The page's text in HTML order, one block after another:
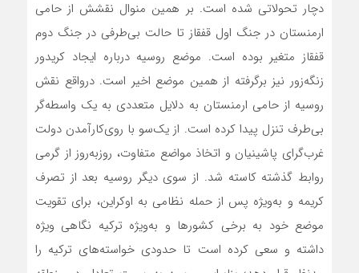
دچار تحولاتی شده است. بر همین منوال نقشش از حامی
ارمنستان در جنگ اول قفقاز تا حالت بی‌طرفی در جنگ دوم
قفقاز متغیر بوده است. موضع روسیه درباره ایجاد کریدور
زنگه‌زور نیز برگرفته از همین موضع اخیر است. در‌واقع نقش
روسیه از حامی ارمنستان به دلایل متعددی به یک واسطه‌گر
بی‌طرف تنزل پیدا کرده است. از یک‌سو با روی‌کار‌آمدن دولت
غرب‌گرای پاشینیان و اتخاذ مواضع متفاوت، روز‌به‌روز از گرمی
روابط گذشته کاسته شد. از سوی دیگر روسیه بعد از تصرف
کریمه و به‌ویژه پس از حمله نظامی به اوکراین، برای تقویت
موضع خود به برخی کشورها و به‌ویژه ترکیه نگاهی ویژه
داشته و سعی کرده است تا حدودی خواسته‌های ترکیه را